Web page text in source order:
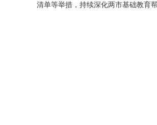
清单等举措，持续深化两市基础教育